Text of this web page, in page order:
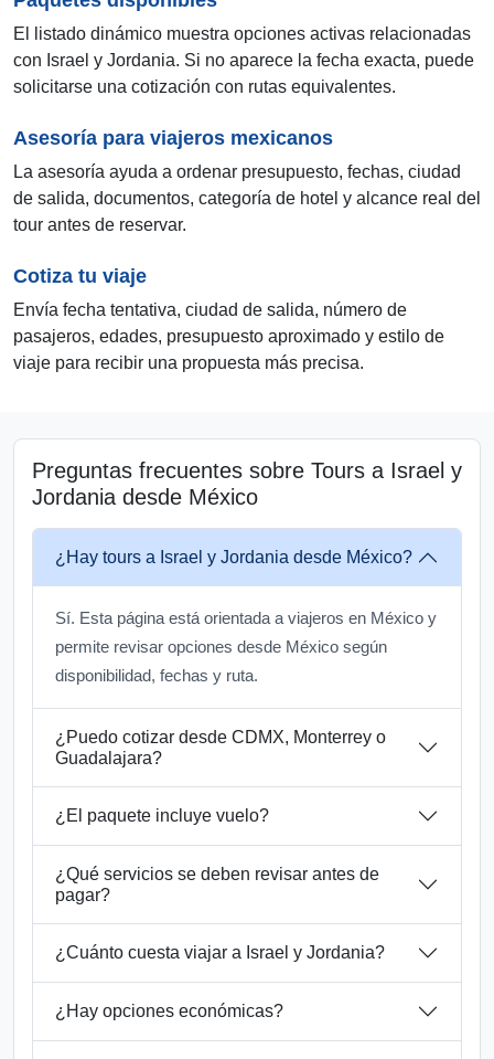
El listado dinámico muestra opciones activas relacionadas
con Israel y Jordania. Si no aparece la fecha exacta, puede
solicitarse una cotización con rutas equivalentes.
Asesoría para viajeros mexicanos
La asesoría ayuda a ordenar presupuesto, fechas, ciudad
de salida, documentos, categoría de hotel y alcance real del
tour antes de reservar.
Cotiza tu viaje
Envía fecha tentativa, ciudad de salida, número de
pasajeros, edades, presupuesto aproximado y estilo de
viaje para recibir una propuesta más precisa.
Preguntas frecuentes sobre Tours a Israel y
Jordania desde México
¿Hay tours a Israel y Jordania desde México?
Sí. Esta página está orientada a viajeros en México y
permite revisar opciones desde México según
disponibilidad, fechas y ruta.
¿Puedo cotizar desde CDMX, Monterrey o
Guadalajara?
¿El paquete incluye vuelo?
¿Qué servicios se deben revisar antes de
pagar?
¿Cuánto cuesta viajar a Israel y Jordania?
¿Hay opciones económicas?